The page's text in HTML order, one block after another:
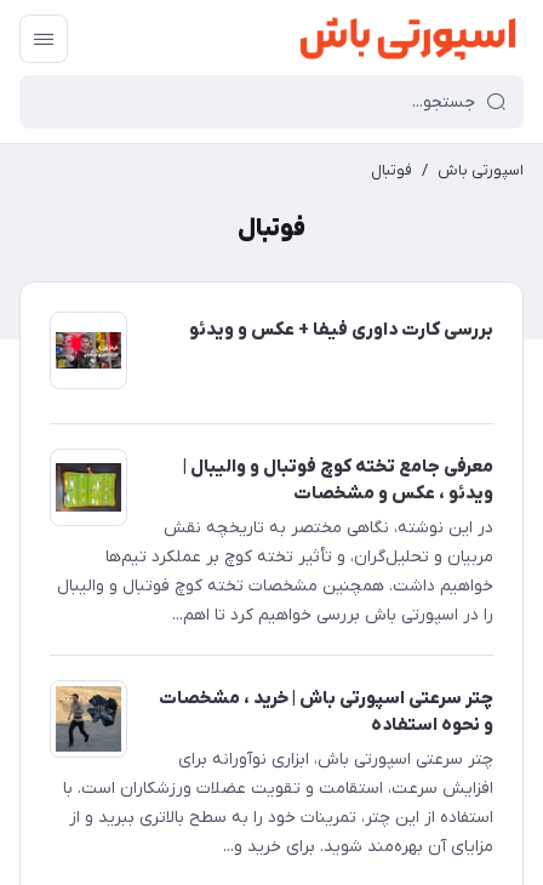
اسپورتی باش / فوتبال
فوتبال
بررسی کارت داوری فیفا + عکس و ویدئو
معرفی جامع تخته کوچ فوتبال و والیبال |
ویدئو ، عکس و مشخصات
در این نوشته، نگاهی مختصر به تاریخچه نقش
مربیان و تحلیل‌گران، و تأثیر تخته کوچ بر عملکرد تیم‌ها
خواهیم داشت. همچنین مشخصات تخته کوچ فوتبال و والیبال
را در اسپورتی باش بررسی خواهیم کرد تا اهم...
چتر سرعتی اسپورتی باش | خرید ، مشخصات
و نحوه استفاده
چتر سرعتی اسپورتی باش، ابزاری نوآورانه برای
افزایش سرعت، استقامت و تقویت عضلات ورزشکاران است. با
استفاده از این چتر، تمرینات خود را به سطح بالاتری ببرید و از
مزایای آن بهره‌مند شوید. برای خرید و...